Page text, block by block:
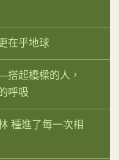
在乎地球
起橋樑的人，
呼吸
種進了每一次相